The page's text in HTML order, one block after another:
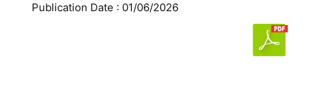
Publication Date : 01/06/2026